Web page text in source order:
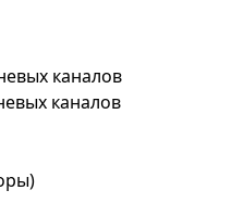
каналов
каналов